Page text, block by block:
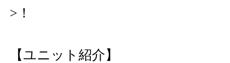
>！
【ユニット紹介】